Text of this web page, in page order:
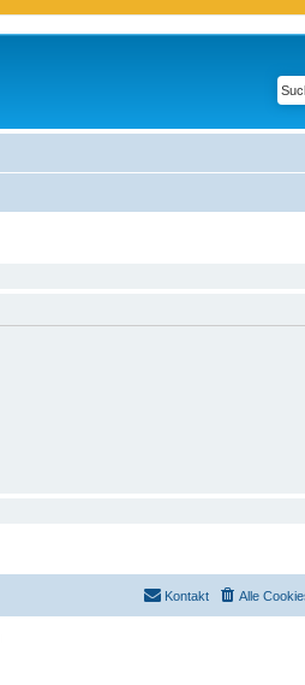
Alle
Kontakt